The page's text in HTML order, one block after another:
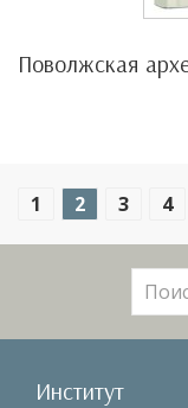
Поволжская
1 2 3 4
Институт